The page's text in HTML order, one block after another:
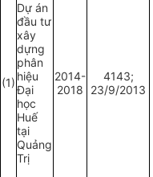
(1)
Dự án
đầu tư
xây
dựng
phân
hiệu
Đại
học
Huế
tại
Quảng
Trị
2014-
2018
4143;
23/9/2013